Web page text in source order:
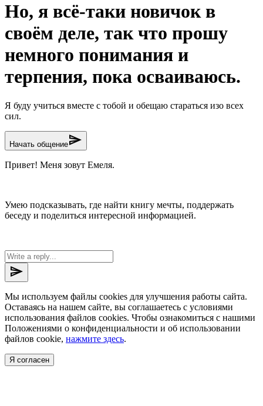
Но, я всё-таки новичок в
своём деле, так что прошу
немного понимания и
терпения, пока осваиваюсь.
Я буду учиться вместе с тобой и обещаю стараться изо всех
сил.
Начать общениеsend
Привет! Меня зовут Емеля.
Умею подсказывать, где найти книгу мечты, поддержать
беседу и поделиться интересной информацией.
send
Мы используем файлы cookies для улучшения работы сайта.
Оставаясь на нашем сайте, вы соглашаетесь с условиями
использования файлов cookies. Чтобы ознакомиться с нашими
Положениями о конфиденциальности и об использовании
файлов cookie, нажмите здесь.
Я согласен